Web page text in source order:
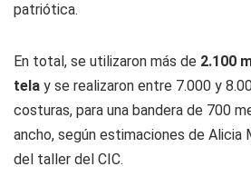
patriótica.
En total, se utilizaron más de 2.100
tela y se realizaron entre 7.000 y
costuras, para una bandera de 700
ancho, según estimaciones de Alicia
del taller del CIC.